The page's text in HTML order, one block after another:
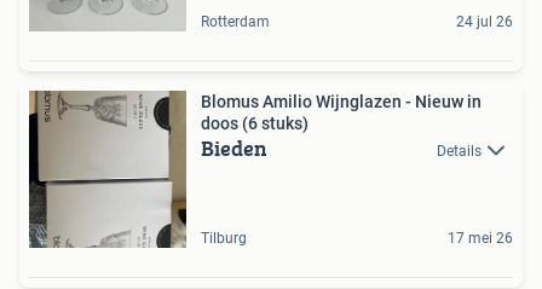
Rotterdam 24 jul 26
Blomus Amilio Wijnglazen - Nieuw in
doos (6 stuks)
Bieden Details
Tilburg 17 mei 26